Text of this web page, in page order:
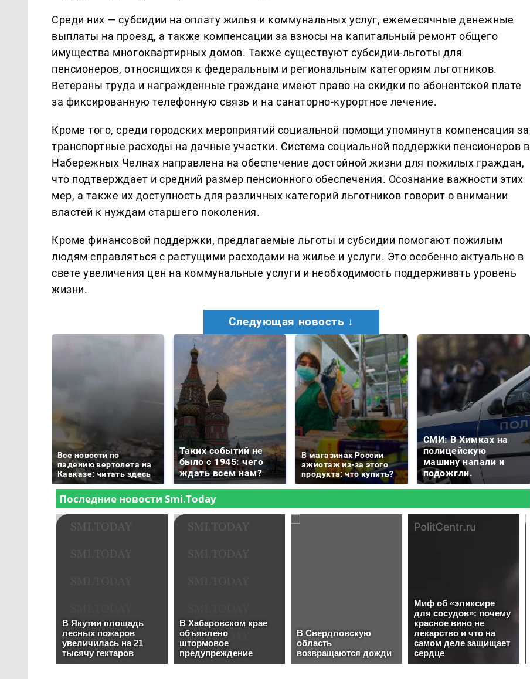
Среди них — субсидии на оплату жилья и коммунальных услуг, ежемесячные денежные
выплаты на проезд, а также компенсации за взносы на капитальный ремонт общего
имущества многоквартирных домов. Также существуют субсидии-льготы для
пенсионеров, относящихся к федеральным и региональным категориям льготников.
Ветераны труда и награжденные граждане имеют право на скидки по абонентской плате
за фиксированную телефонную связь и на санаторно-курортное лечение.
Кроме того, среди городских мероприятий социальной помощи упомянута компенсация за
транспортные расходы на дачные участки. Система социальной поддержки пенсионеров в
Набережных Челнах направлена на обеспечение достойной жизни для пожилых граждан,
что подтверждает и средний размер пенсионного обеспечения. Осознание важности этих
мер, а также их доступность для различных категорий льготников говорит о внимании
властей к нуждам старшего поколения.
Кроме финансовой поддержки, предлагаемые льготы и субсидии помогают пожилым
людям справляться с растущими расходами на жилье и услуги. Это особенно актуально в
свете увеличения цен на коммунальные услуги и необходимость поддерживать уровень
жизни.
Следующая новость ↓
Все новости по
падению вертолета на
Кавказе: читать здесь
Таких событий не
было с 1945: чего
ждать всем нам?
В магазинах России
ажиотаж из-за этого
продукта: что купить?
СМИ: В Химках на
полицейскую
машину напали и
подожгли.